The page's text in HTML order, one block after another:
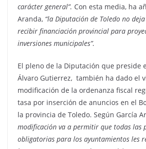
carácter general”. Con esta media, ha
Aranda, “la Diputación de Toledo no
recibir financiación provincial para
inversiones municipales”.
El pleno de la Diputación que preside
Álvaro Gutierrez, también ha dado el
modificación de la ordenanza fiscal
tasa por inserción de anuncios en el
la provincia de Toledo. Según García
modificación va a permitir que todas las
obligatorias para los ayuntamientos les